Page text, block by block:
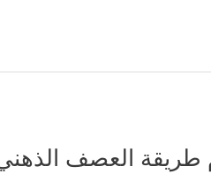
طريقة العصف